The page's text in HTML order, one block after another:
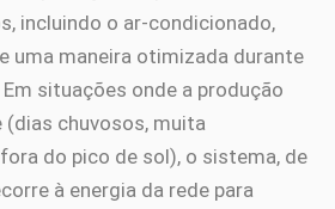
incluindo o ar-condicionado,
uma maneira otimizada durante
situações onde a produção
chuvosos, muita
do pico de sol), o sistema, de
à energia da rede para